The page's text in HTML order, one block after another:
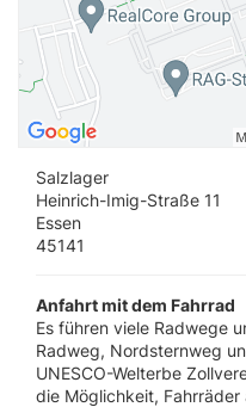
Salzlager
Heinrich-Imig-Straße 11
Essen
45141
Anfahrt mit dem Fahrrad
Es führen viele Radwege
Radweg, Nordsternweg
UNESCO-Welterbe
die Möglichkeit, Fahrräder